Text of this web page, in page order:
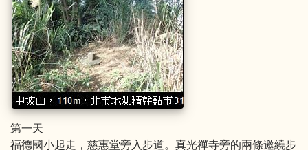
第一天
福德國小起走，慈惠堂旁入步道。真光禪寺旁的兩條邀繞步